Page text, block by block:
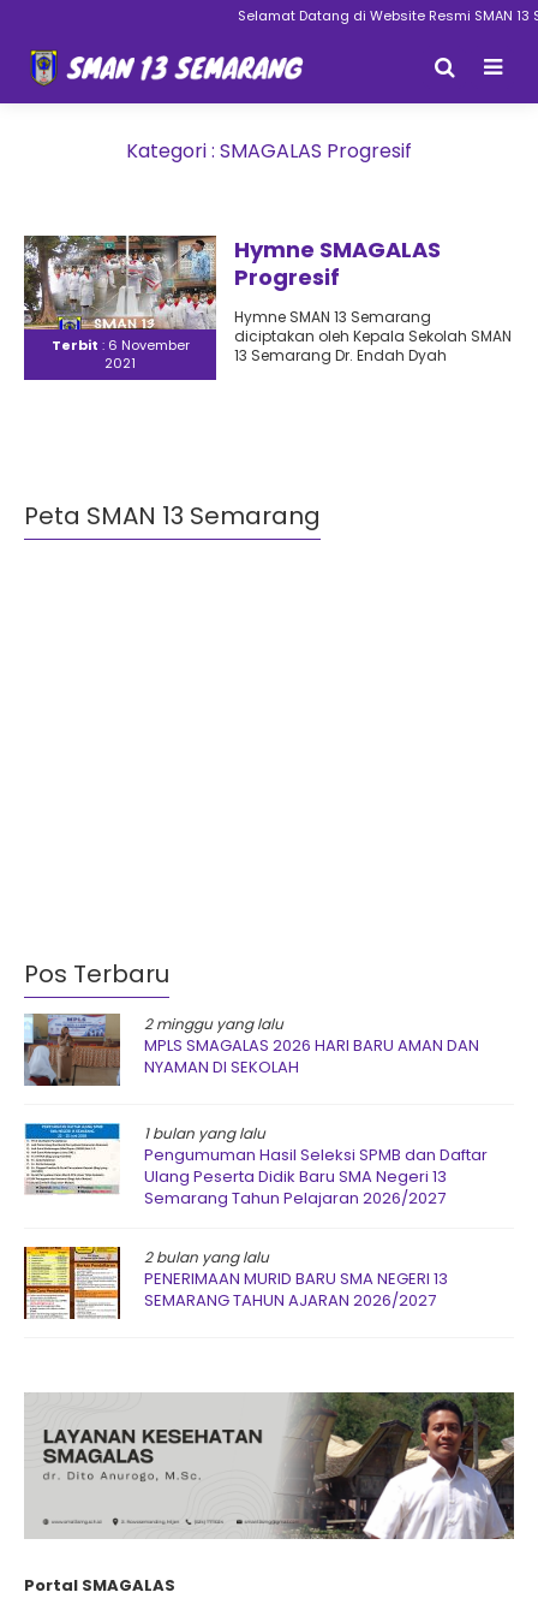
Selamat Datang di Website Resmi SMAN 13
Kategori : SMAGALAS Progresif
Terbit : 6 November
2021
Hymne SMAGALAS
Progresif
Hymne SMAN 13 Semarang
diciptakan oleh Kepala Sekolah SMAN
13 Semarang Dr. Endah Dyah
Peta SMAN 13 Semarang
Pos Terbaru
2 minggu yang lalu
MPLS SMAGALAS 2026 HARI BARU AMAN DAN
NYAMAN DI SEKOLAH
1 bulan yang lalu
Pengumuman Hasil Seleksi SPMB dan Daftar
Ulang Peserta Didik Baru SMA Negeri 13
Semarang Tahun Pelajaran 2026/2027
2 bulan yang lalu
PENERIMAAN MURID BARU SMA NEGERI 13
SEMARANG TAHUN AJARAN 2026/2027
Portal SMAGALAS